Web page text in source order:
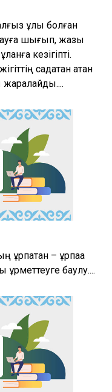
ұлы болған
шығып, жазық
кезігіпті.
садақтан атқан
жаралайды....
– ұрпаққа
баулу....